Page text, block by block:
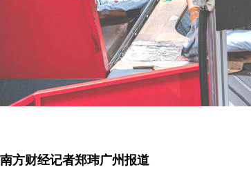
南方财经记者郑玮广州报道